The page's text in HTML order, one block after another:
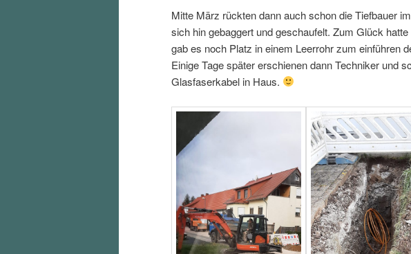
Mitte März rückten dann auch schon die Tiefbauer
sich hin gebaggert und geschaufelt. Zum Glück
gab es noch Platz in einem Leerrohr zum einführen
Einige Tage später erschienen dann Techniker und
Glasfaserkabel in Haus.